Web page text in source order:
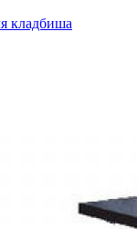
кладбиша